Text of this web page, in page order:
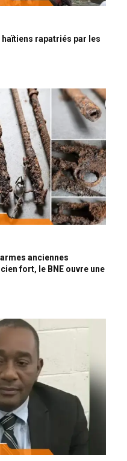
rapatriés par les
anciennes
fort, le BNE ouvre une